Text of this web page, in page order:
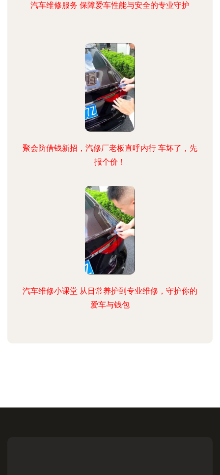
汽车维修服务 保障爱车性能与安全的专业守护
聚会防借钱新招，汽修厂老板直呼内行 车坏了，先
报个价！
汽车维修小课堂 从日常养护到专业维修，守护你的
爱车与钱包